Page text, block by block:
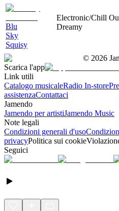
Blu
Sky
Squisy
Electronic/Chill
Dreamy
© 2026
Scarica l'app
Link utili
Catalogo musicaleRadio In-store
assistenzaContattaci
Jamendo
Jamendo per artistiJamendo Music
Note legali
Condizioni generali d'uso
privacyPolitica sui cookie
Seguici